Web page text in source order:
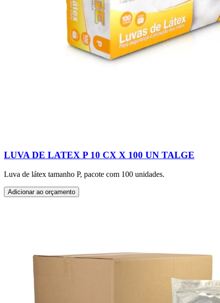
LUVA DE LATEX P 10 CX X 100 UN TALGE
Luva de látex tamanho P, pacote com 100 unidades.
Adicionar ao orçamento